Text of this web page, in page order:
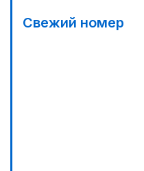
Свежий номер